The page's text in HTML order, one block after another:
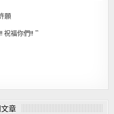
願
福你們!! ^ ^
章